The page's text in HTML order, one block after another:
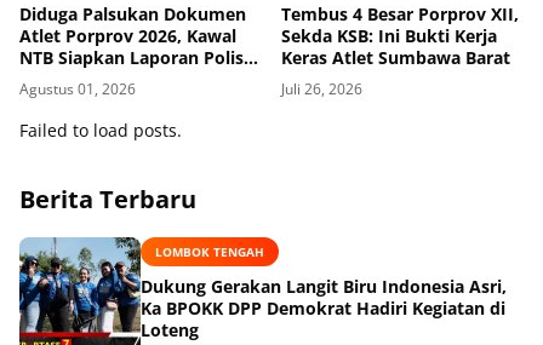
Diduga Palsukan Dokumen
Atlet Porprov 2026, Kawal
NTB Siapkan Laporan Polisi
ke Polda NTB
Agustus 01, 2026
Tembus 4 Besar Porprov XII,
Sekda KSB: Ini Bukti Kerja
Keras Atlet Sumbawa Barat
Juli 26, 2026
Failed to load posts.
Berita Terbaru
LOMBOK TENGAH
Dukung Gerakan Langit Biru Indonesia Asri,
Ka BPOKK DPP Demokrat Hadiri Kegiatan di
Loteng